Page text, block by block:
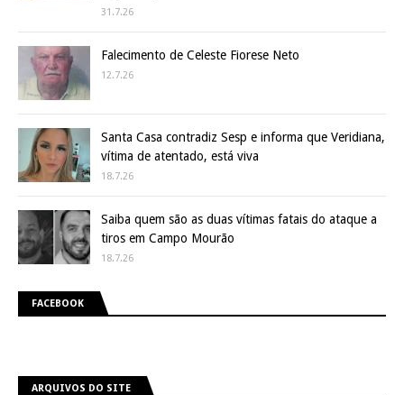
31.7.26
Falecimento de Celeste Fiorese Neto
12.7.26
Santa Casa contradiz Sesp e informa que Veridiana,
vítima de atentado, está viva
18.7.26
Saiba quem são as duas vítimas fatais do ataque a
tiros em Campo Mourão
18.7.26
FACEBOOK
ARQUIVOS DO SITE